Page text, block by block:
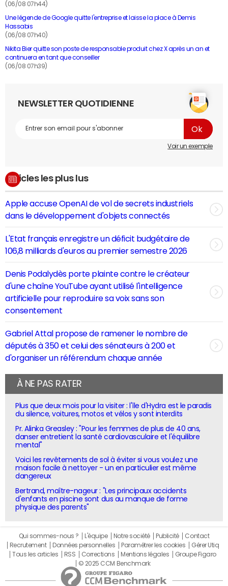
(06/08 07h44)
Une légende de Google quitte l'entreprise et laisse la place à Demis
Hassabis
(06/08 07h40)
Nikita Bier quitte son poste de responsable produit chez X après un an et
continuera en tant que conseiller
(06/08 07h39)
NEWSLETTER QUOTIDIENNE
Voir un exemple
Articles les plus lus
Apple accuse OpenAI de vol de secrets industriels
dans le développement d'objets connectés
L'Etat français enregistre un déficit budgétaire de
106,8 milliards d'euros au premier semestre 2026
Denis Podalydès porte plainte contre le créateur
d'une chaîne YouTube ayant utilisé l'intelligence
artificielle pour reproduire sa voix sans son
consentement
Gabriel Attal propose de ramener le nombre de
députés à 350 et celui des sénateurs à 200 et
d'organiser un référendum chaque année
À NE PAS RATER
Plus que deux mois pour la visiter : l'île d'Hydra est le paradis
du silence, voitures, motos et vélos y sont interdits
Pr. Alinka Greasley : "Pour les femmes de plus de 40 ans,
danser entretient la santé cardiovasculaire et l'équilibre
mental"
Voici les revêtements de sol à éviter si vous voulez une
maison facile à nettoyer - un en particulier est même
dangereux
Bertrand, maître-nageur : "Les principaux accidents
d'enfants en piscine sont dus au manque de forme
physique des parents"
Qui sommes-nous ? L'équipe Notre société Publicité
Contact
Recrutement
Données personnelles Paramétrer les cookies
Gérer Utiq
Tous les articles
RSS Corrections Mentions légales
Groupe Figaro
© 2025 CCM Benchmark